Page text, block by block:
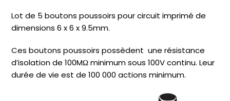
Lot de 5 boutons poussoirs pour circuit imprimé de
dimensions 6 x 6 x 9.5mm.
Ces boutons poussoirs possèdent unerésistance
d’isolation de100MΩ minimum sous 100V continu. Leur
durée de vie est de 100 000 actions minimum.